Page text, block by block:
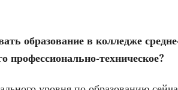
образование в колледже
профессионально-техническое?